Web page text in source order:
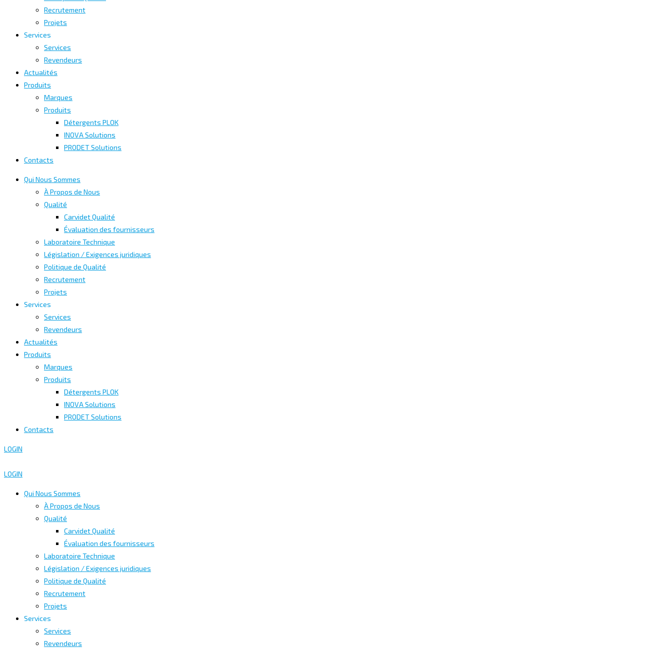
Recrutement
Projets
Services
Services
Revendeurs
Actualités
Produits
Marques
Produits
Détergents PLOK
INOVA Solutions
PRODET Solutions
Contacts
Qui Nous Sommes
À Propos de Nous
Qualité
Carvidet Qualité
Évaluation des fournisseurs
Laboratoire Technique
Législation / Exigences juridiques
Politique de Qualité
Recrutement
Projets
Services
Services
Revendeurs
Actualités
Produits
Marques
Produits
Détergents PLOK
INOVA Solutions
PRODET Solutions
Contacts
LOGIN
LOGIN
Qui Nous Sommes
À Propos de Nous
Qualité
Carvidet Qualité
Évaluation des fournisseurs
Laboratoire Technique
Législation / Exigences juridiques
Politique de Qualité
Recrutement
Projets
Services
Services
Revendeurs